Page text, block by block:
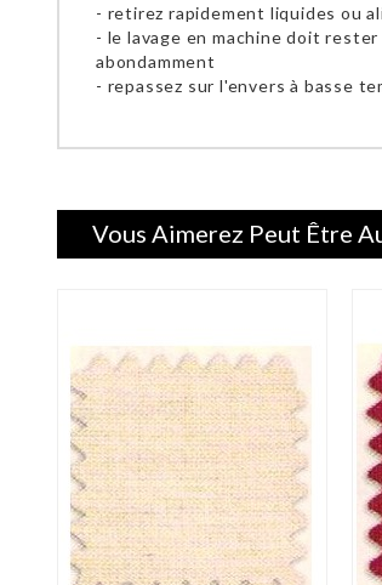
- retirez rapidement liquides ou
- le lavage en machine doit
abondamment
- repassez sur l'envers à basse
Vous Aimerez Peut Être